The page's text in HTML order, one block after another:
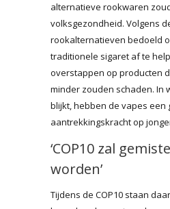
alternatieve rookwaren
volksgezondheid. Volgens
rookalternatieven bedoeld
traditionele sigaret af te
overstappen op producten
minder zouden schaden. In
blijkt, hebben de vapes een
aantrekkingskracht op
‘COP10 zal
worden’
Tijdens de COP10 staan